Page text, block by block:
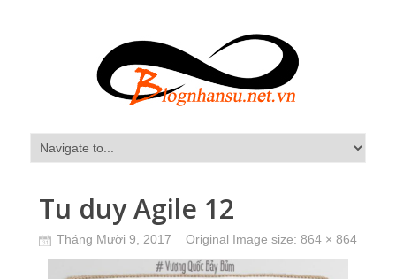
Tu duy Agile 12
Tháng Mười 9, 2017 Original Image size: 864 × 864